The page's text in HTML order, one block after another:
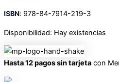
ISBN: 978-84-7914-219-3
Disponibilidad: Hay existencias
Hasta 12 pagos sin tarjeta con